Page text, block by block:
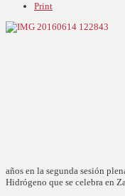
Print
años en la segunda sesión
Hidrógeno que se celebra en